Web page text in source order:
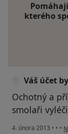
kterého
Váš účet
Ochotný a
smolaři
4. února 2013 • • •